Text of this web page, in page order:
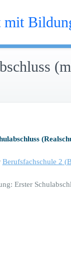
Berufsfachschule 2
Erster